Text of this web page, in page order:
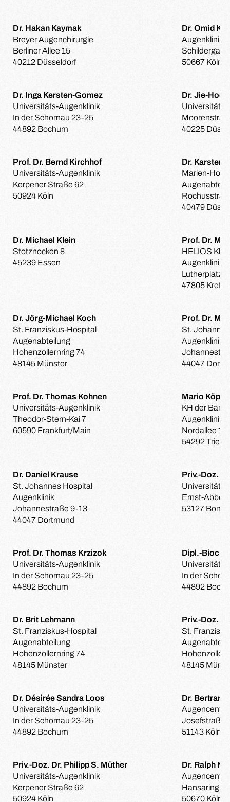
Dr. Hakan Kaymak
Breyer Augenchirurgie
Berliner Allee 15
40212 Düsseldorf
Dr. Omid
Augenklinik
50667 Köln
Dr. Inga Kersten-Gomez
Universitäts-Augenklinik
In der Schornau 23-25
44892 Bochum
Dr. Jie-
Universitäts-
40225
Prof. Dr. Bernd Kirchhof
Universitäts-Augenklinik
Kerpener Straße 62
50924 Köln
Dr. Karsten
Marien-
40479
Dr. Michael Klein
Stotznocken 8
45239 Essen
Prof. Dr.
HELIOS
Augenklinik
Lutherplatz
47805
Dr. Jörg-Michael Koch
St. Franziskus-Hospital
Augenabteilung
Hohenzollernring 74
48145 Münster
Prof. Dr.
St.
Augenklinik
44047
Prof. Dr. Thomas Kohnen
Universitäts-Augenklinik
Theodor-Stern-Kai 7
60590 Frankfurt/Main
Mario Köpke
KH der
Augenklinik
Nordallee 1
54292 Trier
Dr. Daniel Krause
St. Johannes Hospital
Augenklinik
Johannestraße 9-13
44047 Dortmund
Priv.-Doz.
Universitäts-
Ernst-Abbe-
53127 Bonn
Prof. Dr. Thomas Krzizok
Universitäts-Augenklinik
In der Schornau 23-25
44892 Bochum
Dipl.-
Universitäts-
In der
44892
Dr. Brit Lehmann
St. Franziskus-Hospital
Augenabteilung
Hohenzollernring 74
48145 Münster
Priv.-Doz.
St.
48145
Dr. Désirée Sandra Loos
Universitäts-Augenklinik
In der Schornau 23-25
44892 Bochum
Dr. Bertram
Josefstraße
51143 Köln
Priv.-Doz. Dr. Philipp S. Müther
Universitäts-Augenklinik
Kerpener Straße 62
50924 Köln
Dr. Ralph
Hansaring
50670 Köln